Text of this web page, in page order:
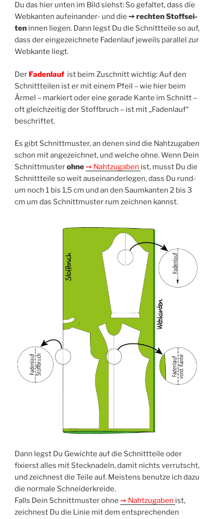
Du das hier unten im Bild siehst: So gefal­tet, dass die
Web­kan­ten auf­ein­an­der- und die ➙ rech­ten Stoff­sei­
ten innen lie­gen. Dann legst Du die Schnitt­tei­le so auf,
dass der ein­ge­zeich­ne­te Faden­lauf jeweils par­al­lel zur
Web­kan­te liegt.
Der Faden­lauf ist beim Zuschnitt wich­tig: Auf den
Schnitt­tei­len ist er mit einem Pfeil – wie hier beim
Ärmel – mar­kiert oder eine gera­de Kan­te im Schnitt –
oft gleich­zei­tig der Stoff­bruch – ist mit „Faden­lauf“
beschriftet.
Es gibt Schnitt­mus­ter, an denen sind die Naht­zu­ga­ben
schon mit ange­zeich­net, und wel­che ohne. Wenn Dein
Schnitt­mus­terohne➙ Naht­zu­ga­ben ist, musst Du die
Schnitt­tei­le so weit aus­ein­an­der­le­gen, dass Du rund­
um noch 1 bis 1,5 cm und an den Saum­kan­ten 2 bis 3
cm um das Schnitt­mus­ter rum zeich­nen kannst.
Dann legst Du Gewich­te auf die Schnitt­tei­le oder
fixierst alles mit Steck­na­deln, damit nichts ver­rutscht,
und zeich­nest die Tei­le auf. Meis­tens benut­ze ich dazu
die nor­ma­le Schneiderkreide.
Falls Dein Schnitt­mus­ter ohne ➙ Naht­zu­ga­ben ist,
zeich­nest Du die Linie mit dem ent­spre­chen­den